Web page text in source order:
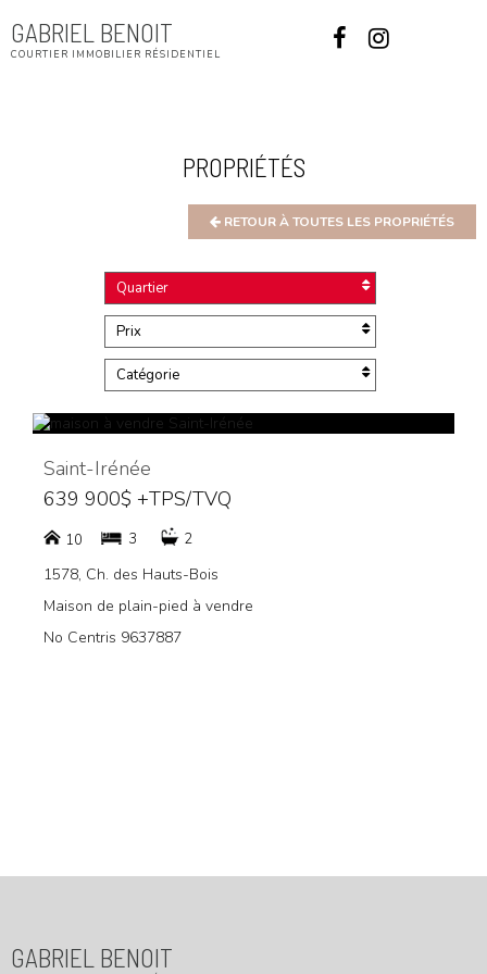
GABRIEL BENOIT
COURTIER IMMOBILIER RÉSIDENTIEL
PROPRIÉTÉS
RETOUR À TOUTES LES PROPRIÉTÉS
Quartier
Prix
Catégorie
Saint-Irénée
639 900$ +TPS/TVQ
10 3 2
1578, Ch. des Hauts-Bois
Maison de plain-pied à vendre
No Centris 9637887
GABRIEL BENOIT